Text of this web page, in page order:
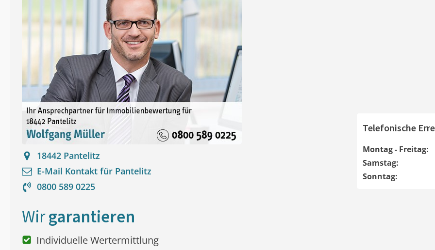
18442 Pantelitz
E-Mail Kontakt für Pantelitz
0800 589 0225
Telefonische
Montag - Freitag:
Samstag:
Sonntag:
Wirgarantieren
Individuelle Wertermittlung